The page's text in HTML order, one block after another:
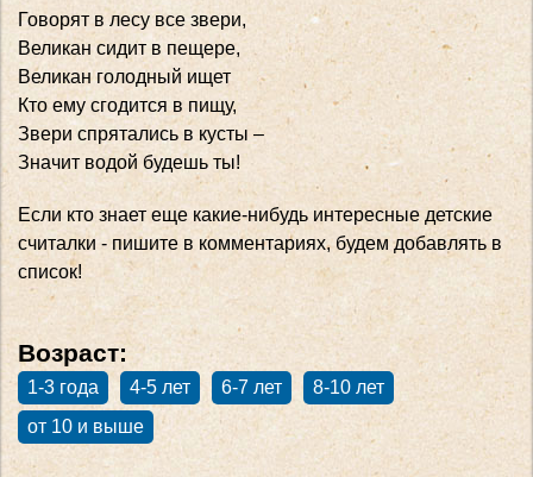
Говорят в лесу все звери,
Великан сидит в пещере,
Великан голодный ищет
Кто ему сгодится в пищу,
Звери спрятались в кусты –
Значит водой будешь ты!
Если кто знает еще какие-нибудь интересные детские
считалки - пишите в комментариях, будем добавлять в
список!
Возраст:
1-3 года 4-5 лет 6-7 лет
8-10 лет
от 10 и выше